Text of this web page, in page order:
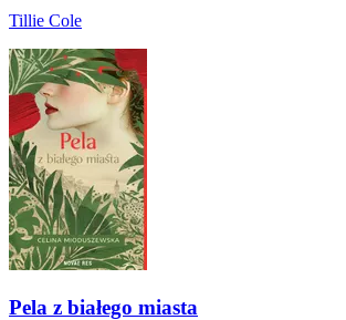
Tillie Cole
Pela z białego miasta